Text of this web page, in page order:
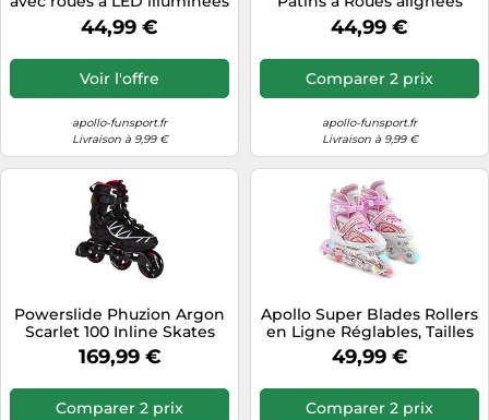
- Bleu
44,99 €
Voir l'offre
apollo-funsport.fr
Livraison à 9,99 €
LED, Disponible en S M L
44,99 €
Comparer 2 prix
apollo-funsport.fr
Livraison à 9,99 €
Powerslide Phuzion Argon
Scarlet 100 Inline Skates
Noir EU 42
169,99 €
Comparer 2 prix
Apollo Super Blades Rollers
en Ligne Réglables, Tailles
31 à 42, LED
49,99 €
Comparer 2 prix